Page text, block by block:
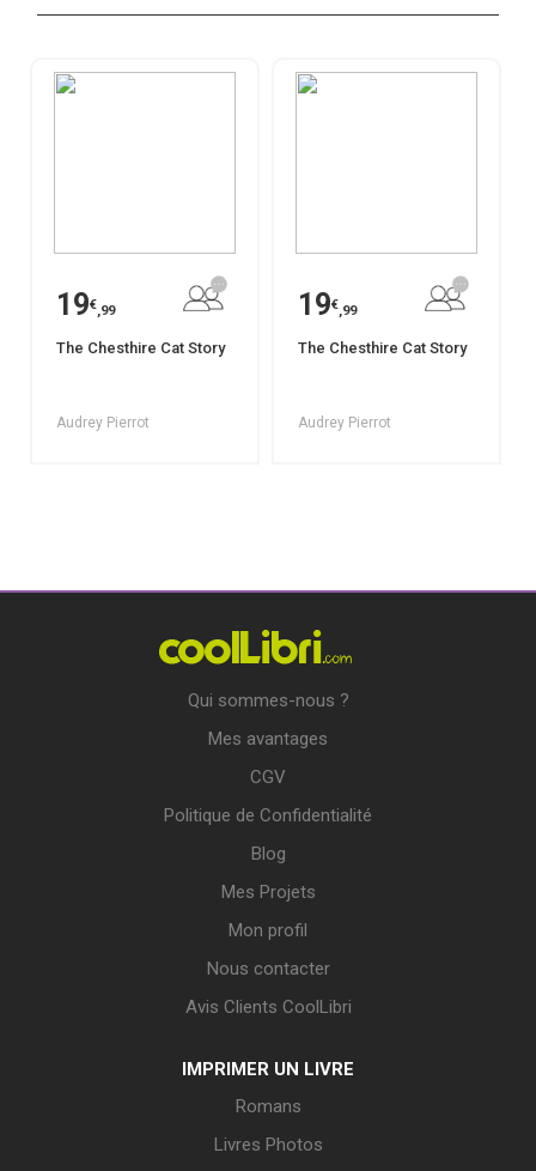
19€,99
The Chesthire Cat Story
Audrey Pierrot
19€,99
The Chesthire Cat Story
Audrey Pierrot
Qui sommes-nous ?
Mes avantages
CGV
Politique de Confidentialité
Blog
Mes Projets
Mon profil
Nous contacter
Avis Clients CoolLibri
IMPRIMER UN LIVRE
Romans
Livres Photos